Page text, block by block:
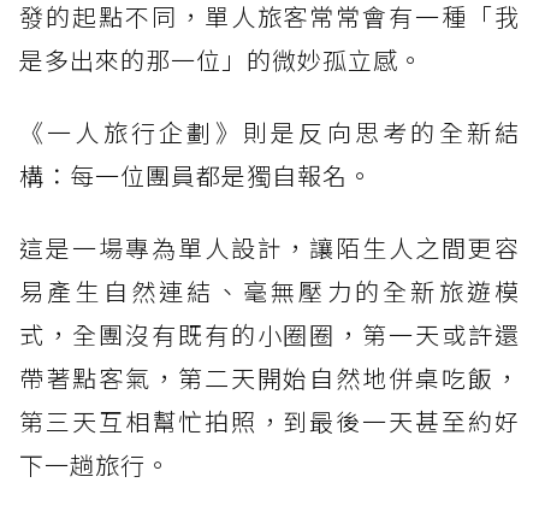
發的起點不同，單人旅客常常會有一種「我
是多出來的那一位」的微妙孤立感。
《一人旅行企劃》則是反向思考的全新結
構：每一位團員都是獨自報名。
這是一場專為單人設計，讓陌生人之間更容
易產生自然連結、毫無壓力的全新旅遊模
式，全團沒有既有的小圈圈，第一天或許還
帶著點客氣，第二天開始自然地併桌吃飯，
第三天互相幫忙拍照，到最後一天甚至約好
下一趟旅行。